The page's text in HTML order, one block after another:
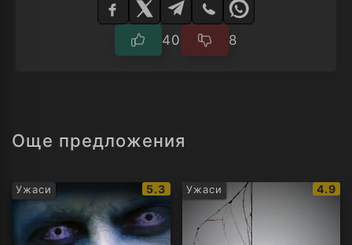
40 8
Още предложения
Ужаси
IMDb
рейтинг:
5.3 Ужаси
IMDb
4.9